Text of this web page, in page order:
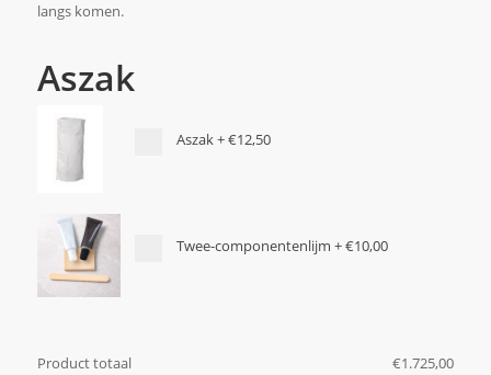
langs komen.
Aszak
Aszak+€12,50
Twee-componentenlijm +€10,00
Product totaal €‎1.725,00